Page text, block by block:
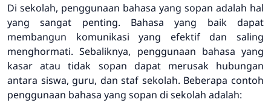
Di sekolah, penggunaan bahasa yang sopan adalah hal
yang sangat penting. Bahasa yang baik dapat
membangun komunikasi yang efektif dan saling
menghormati. Sebaliknya, penggunaan bahasa yang
kasar atau tidak sopan dapat merusak hubungan
antara siswa, guru, dan staf sekolah. Beberapa contoh
penggunaan bahasa yang sopan di sekolah adalah: